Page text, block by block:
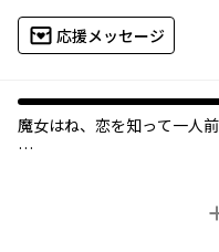
応援メッセージ
魔女はね、恋を知って一人前
クシア》を亡くし、一人ぼ